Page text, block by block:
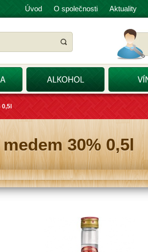
Úvod O společnosti Aktuality
30% 0,5l